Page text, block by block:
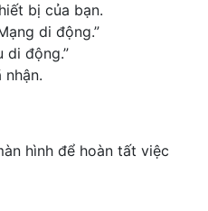
bị của bạn.
di động.”
di động.”
nhận.
hình để hoàn tất việc